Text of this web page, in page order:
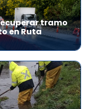
tramo
en Ruta